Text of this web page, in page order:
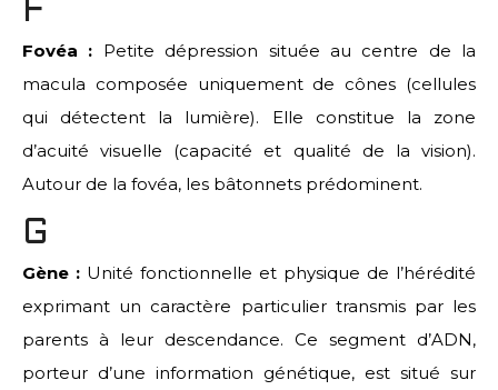
F
Fovéa : Petite dépression située au centre de la
macula composée uniquement de cônes (cellules
qui détectent la lumière). Elle constitue la zone
d’acuité visuelle (capacité et qualité de la vision).
Autour de la fovéa, les bâtonnets prédominent.
G
Gène : Unité fonctionnelle et physique de l’hérédité
exprimant un caractère particulier transmis par les
parents à leur descendance. Ce segment d’ADN,
porteur d’une information génétique, est situé sur